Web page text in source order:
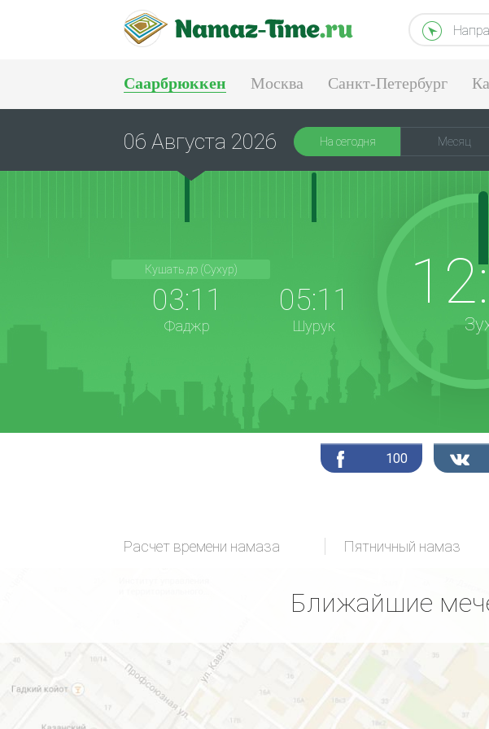
Саарбрюккен Москва Санкт-Петербург
06 Августа 2026 На сегодня Месяц
Кушать до (Сухур)
03:11
Фаджр
05:11
Шурук
100
Расчет времени намаза Пятничный намаз
Ближайшие